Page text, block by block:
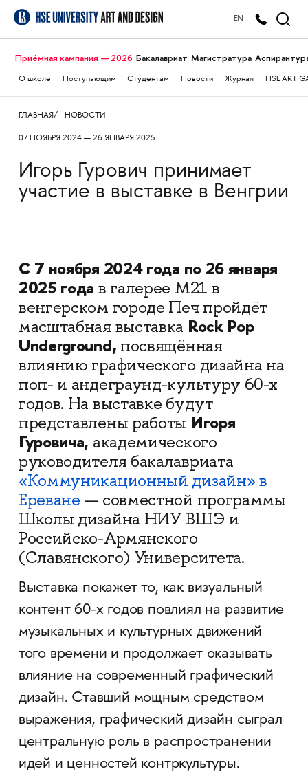
EN
Приёмная кампания — 2026 Бакалавриат Магистратура
О школе Поступающим Студентам Новости Журнал HSE ART
ГЛАВНАЯ НОВОСТИ
07 НОЯБРЯ 2024 — 26 ЯНВАРЯ 2025
Игорь Гурович принимает
участие в выставке в Венгрии
С 7 ноября 2024 года по 26 января
2025 года в галерее M21 в
венгерском городе Печ пройдёт
масштабная выставка Rock Pop
Underground, посвящённая
влиянию графического дизайна на
поп- и андеграунд-культуру 60-х
годов. На выставке будут
представлены работы Игоря
Гуровича, академического
руководителя бакалавриата
«Коммуникационный дизайн» в
Ереване — совместной программы
Школы дизайна НИУ ВШЭ и
Российско-Армянского
(Славянского) Университета.
Выставка покажет то, как визуальный
контент 60-х годов повлиял на развитие
музыкальных и культурных движений
того времени и продолжает оказывать
влияние на современный графический
дизайн. Ставший мощным средством
выражения, графический дизайн сыграл
центральную роль в распространении
идей и ценностей контркультуры.